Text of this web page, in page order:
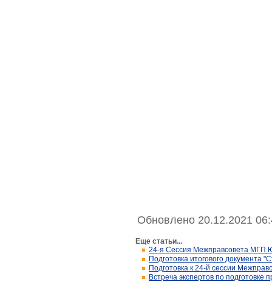
Обновлено 20.12.2021
Еще статьи...
24-я Сессия Межправсовета МГП
Подготовка итогового документа
Подготовка к 24-й сессии
Встреча экспертов по подготовке